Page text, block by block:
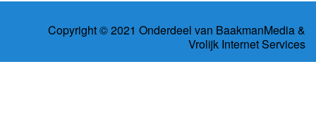
Copyright © 2021 Onderdeel van BaakmanMedia&
Vrolijk Internet Services